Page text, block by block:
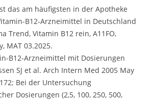
das am häufigsten in der Apotheke
B12-Arzneimittel in Deutschland
Trend, Vitamin B12 rein, A11FO,
MAT 03.2025.
B12-Arzneimittel mit Dosierungen
SJ et al. Arch Intern Med 2005 May
Bei der Untersuchung
Dosierungen (2,5, 100, 250, 500,